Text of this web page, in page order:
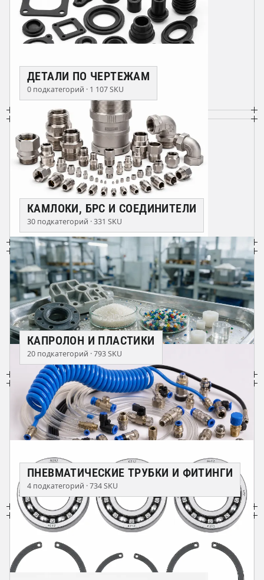
ДЕТАЛИ ПО ЧЕРТЕЖАМ
0 подкатегорий · 1 107 SKU
КАМЛОКИ, БРС И СОЕДИНИТЕЛИ
30 подкатегорий · 331 SKU
КАПРОЛОН И ПЛАСТИКИ
20 подкатегорий · 793 SKU
ПНЕВМАТИЧЕСКИЕ ТРУБКИ И ФИТИНГИ
4 подкатегорий · 734 SKU